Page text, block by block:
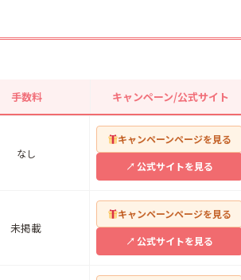
手数料 キャンペーン/公式サイト
なし
キャンペーンページを見る
公式サイトを見る
未掲載
キャンペーンページを見る
公式サイトを見る